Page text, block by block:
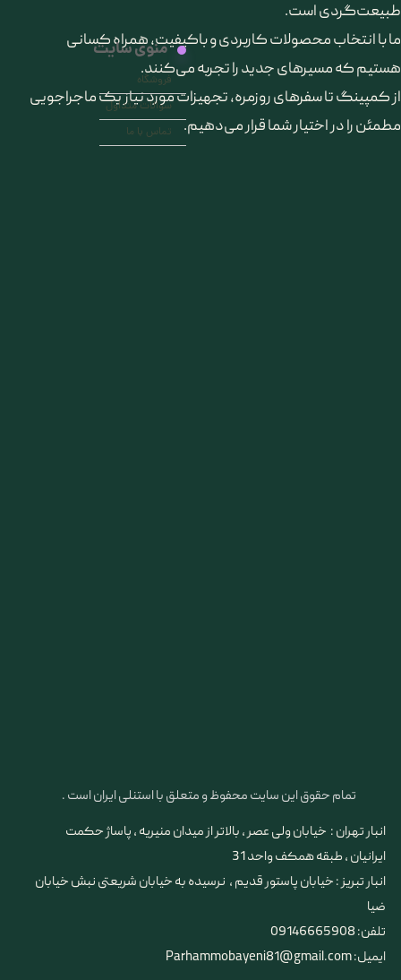
تمام حقوق این سایت محفوظ و متعلق با استنلی ایران است .
طبیعت‌گردی است.
ما با انتخاب محصولات کاربردی و باکیفیت، همراه کسانی
هستیم که مسیرهای جدید را تجربه می‌کنند.
از کمپینگ تا سفرهای روزمره، تجهیزات مورد نیاز یک ماجراجویی
مطمئن را در اختیار شما قرار می‌دهیم.
منوی سایت
فروشگاه
سوالات متداول
تماس با ما
انبار تهران : خیابان ولی عصر ، بالاتر از میدان منیریه ، پاساژ حکمت
ایرانیان ، طبقه همکف واحد 31
​​​​​​​انبار تبریز : خیابان پاستور قدیم ، نرسیده به خیابان شریعتی نبش خیابان
ضیا
تلفن: 09146665908
ایمیل: Parhammobayeni81@gmail.com